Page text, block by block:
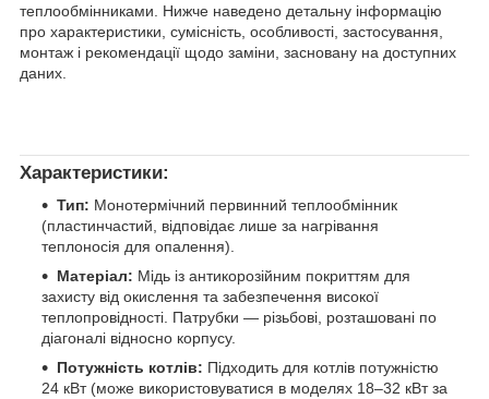
теплообмінниками. Нижче наведено детальну інформацію
про характеристики, сумісність, особливості, застосування,
монтаж і рекомендації щодо заміни, засновану на доступних
даних.
Характеристики:
Тип: Монотермічний первинний теплообмінник
(пластинчастий, відповідає лише за нагрівання
теплоносія для опалення).
Матеріал: Мідь із антикорозійним покриттям для
захисту від окислення та забезпечення високої
теплопровідності. Патрубки — різьбові, розташовані по
діагоналі відносно корпусу.
Потужність котлів: Підходить для котлів потужністю
24 кВт (може використовуватися в моделях 18–32 кВт за